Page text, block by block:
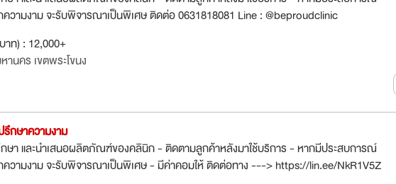
วามงาม จะรับพิจารณาเป็นพิเศษ ติดต่อ 0631818081 Line : @beproudclinic
าท) : 12,000+
านคร เขตพระโขนง
รึกษาความงาม
ษา และนำเสนอผลิตภัณฑ์ของคลินิก - ติดตามลูกค้าหลังมาใช้บริการ - หากมีประสบการณ์
วามงาม จะรับพิจารณาเป็นพิเศษ - มีค่าคอมให้ ติดต่อทาง ---> https://lin.ee/NkR1V5Z